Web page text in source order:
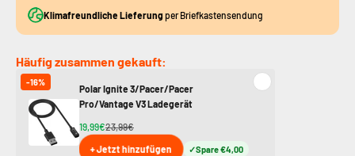
Klimafreundliche Lieferung per Briefkastensendung
Häufig zusammen gekauft:
-16%
Polar Ignite 3/Pacer/Pacer
Pro/Vantage V3 Ladegerät
19,99€23,99€
+ Jetzt hinzufügen Spare €4,00